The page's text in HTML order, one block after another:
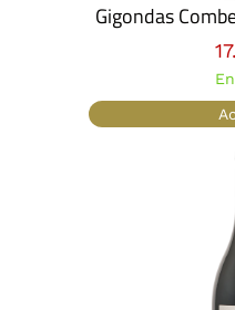
Gigondas